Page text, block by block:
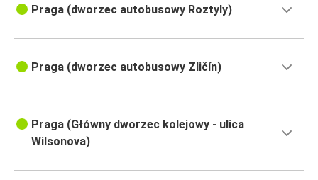
Praga (dworzec autobusowy Roztyly)
Praga (dworzec autobusowy Zličín)
Praga (Główny dworzec kolejowy - ulica
Wilsonova)